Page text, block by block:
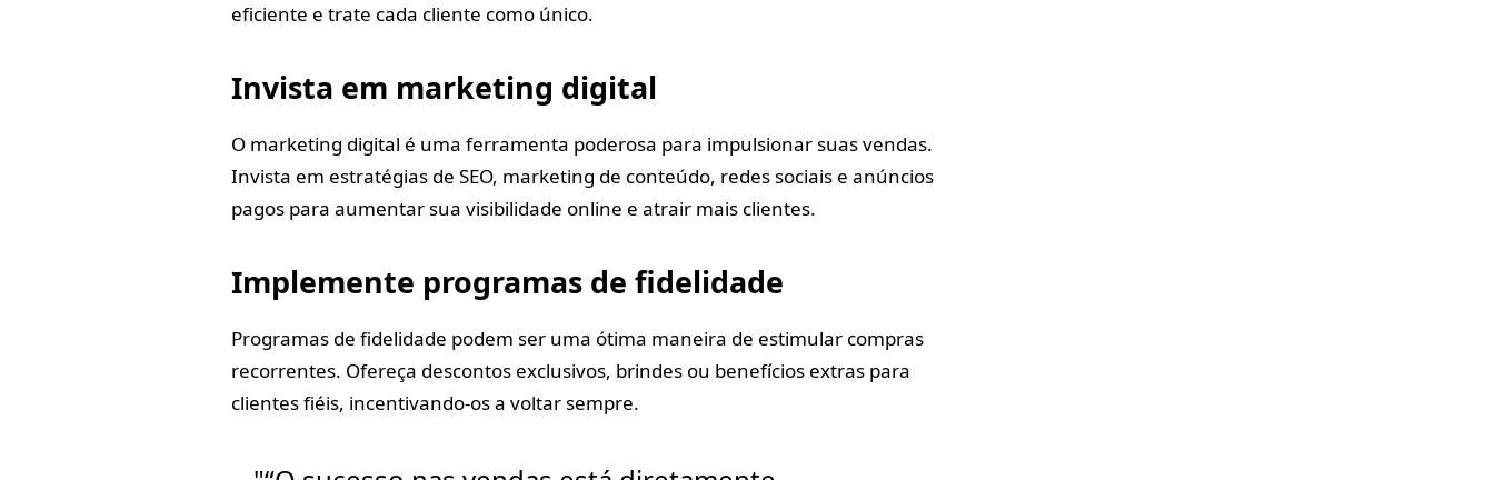
eficiente e trate cada cliente como único.
Invista em marketing digital
O marketing digital é uma ferramenta poderosa para impulsionar suas vendas.
Invista em estratégias de SEO, marketing de conteúdo, redes sociais e anúncios
pagos para aumentar sua visibilidade online e atrair mais clientes.
Implemente programas de fidelidade
Programas de fidelidade podem ser uma ótima maneira de estimular compras
recorrentes. Ofereça descontos exclusivos, brindes ou benefícios extras para
clientes fiéis, incentivando-os a voltar sempre.